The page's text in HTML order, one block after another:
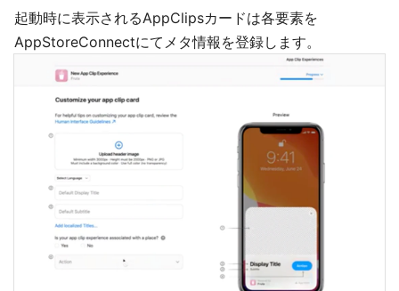
起動時に表示されるAppClipsカードは各要素を
AppStoreConnectにてメタ情報を登録します。